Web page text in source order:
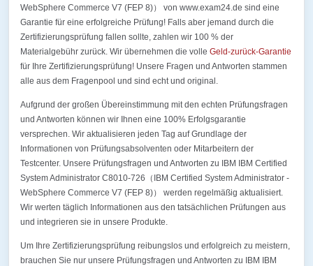
WebSphere Commerce V7 (FEP 8)） von www.exam24.de sind eine
Garantie für eine erfolgreiche Prüfung! Falls aber jemand durch die
Zertifizierungsprüfung fallen sollte, zahlen wir 100 % der
Materialgebühr zurück. Wir übernehmen die volle Geld-zurück-Garantie
für Ihre Zertifizierungsprüfung! Unsere Fragen und Antworten stammen
alle aus dem Fragenpool und sind echt und original.
Aufgrund der großen Übereinstimmung mit den echten Prüfungsfragen
und Antworten können wir Ihnen eine 100% Erfolgsgarantie
versprechen. Wir aktualisieren jeden Tag auf Grundlage der
Informationen von Prüfungsabsolventen oder Mitarbeitern der
Testcenter. Unsere Prüfungsfragen und Antworten zu IBM IBM Certified
System Administrator C8010-726（IBM Certified System Administrator -
WebSphere Commerce V7 (FEP 8)） werden regelmäßig aktualisiert.
Wir werten täglich Informationen aus den tatsächlichen Prüfungen aus
und integrieren sie in unsere Produkte.
Um Ihre Zertifizierungsprüfung reibungslos und erfolgreich zu meistern,
brauchen Sie nur unsere Prüfungsfragen und Antworten zu IBM IBM